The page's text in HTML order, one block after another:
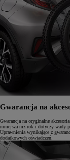
Gwarancja na
Gwarancja na oryginalne
mniejsza niż rok i dotyczy wady
Uprawnienia wynikające z
dodatkowych oświadczeń.